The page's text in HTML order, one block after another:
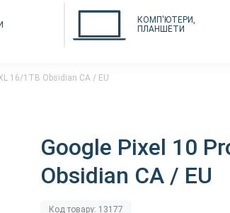
КОМП'ЮТЕРИ,
ПЛАНШЕТИ
16/1TB Obsidian CA / EU
Google Pixel 10
Obsidian CA / EU
Код товару: 13177